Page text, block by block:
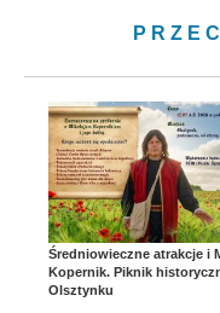
Średniowieczne atrakcje i
Kopernik. Piknik
Olsztynku